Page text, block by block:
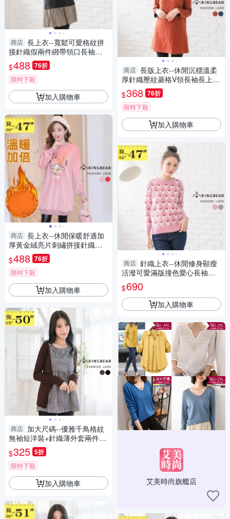
商店 長上衣--寬鬆可愛格紋拼
接針織假兩件綁帶領口長袖長
版上衣(黑L-3L)-X279眼圈熊中
大尺碼
$488 76折
限時下殺
加入購物車
商店 長上衣--休閒保暖舒適加
厚黃金絨亮片刺繡拼接針織長
袖上衣(紅.粉L-3L)-X407眼圈熊
中大尺碼◎
$488 76折
限時下殺
加入購物車
商店 加大尺碼--優雅千鳥格紋
無袖短洋裝+針織薄外套兩件式
套裝(黑.咖XL-5L)-X191眼圈熊
中大尺碼
$325 5折
限時下殺
加入購物車
商店 長版上衣--休閒沉穩溫柔
厚針織壓紋菱格V領長袖長上衣
(咖.藍M-2L)-X278眼圈熊中大
尺碼
$368 76折
限時下殺
加入購物車
商店 針織上衣--休閒修身顯瘦
活潑可愛滿版撞色愛心長袖針
織毛衣(紅.綠M-3L)-X397眼圈
熊中大尺碼
$690
加入購物車
艾美時尚旗艦店